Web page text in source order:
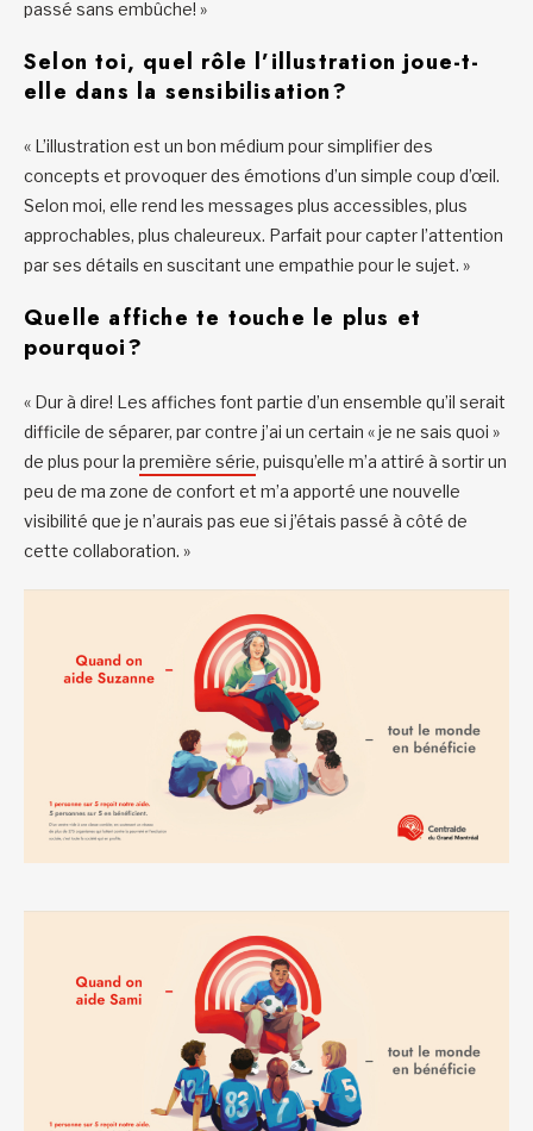
passé sans embûche! »
Selon toi, quel rôle l’illustration joue-t-
elle dans la sensibilisation?
« L’illustration est un bon médium pour simplifier des
concepts et provoquer des émotions d’un simple coup d’œil.
Selon moi, elle rend les messages plus accessibles, plus
approchables, plus chaleureux. Parfait pour capter l’attention
par ses détails en suscitant une empathie pour le sujet. »
Quelle affiche te touche le plus et
pourquoi?
« Dur à dire! Les affiches font partie d’un ensemble qu’il serait
difficile de séparer, par contre j’ai un certain « je ne sais quoi »
de plus pour la première série, puisqu’elle m’a attiré à sortir un
peu de ma zone de confort et m’a apporté une nouvelle
visibilité que je n’aurais pas eue si j’étais passé à côté de
cette collaboration. »